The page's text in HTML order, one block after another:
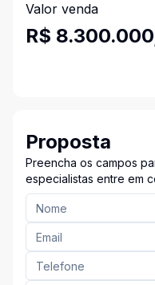
Valor venda
R$
Proposta
Preencha os campos
especialistas entre em